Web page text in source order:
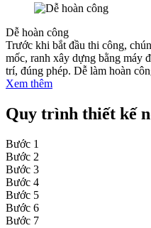
Dễ hoàn công
Trước khi bắt đầu thi công,
mốc, ranh xây dựng bằng máy
trí, đúng phép. Dễ làm hoàn
Xem thêm
Quy trình thiết kế
Bước 1
Bước 2
Bước 3
Bước 4
Bước 5
Bước 6
Bước 7